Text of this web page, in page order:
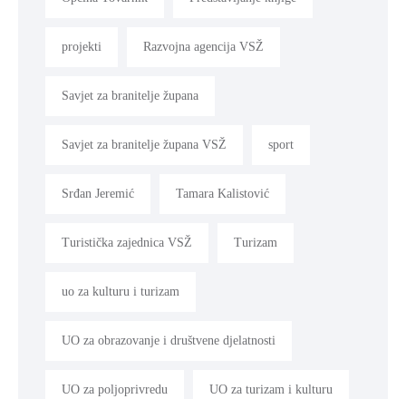
projekti Razvojna agencija VSŽ
Savjet za branitelje župana
Savjet za branitelje župana VSŽ sport
Srđan Jeremić Tamara Kalistović
Turistička zajednica VSŽ Turizam
uo za kulturu i turizam
UO za obrazovanje i društvene djelatnosti
UO za poljoprivredu UO za turizam i kulturu